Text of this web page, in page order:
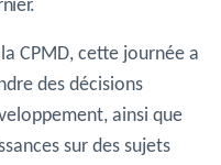
CPMD, cette journée a
des décisions
ainsi que
sur des sujets